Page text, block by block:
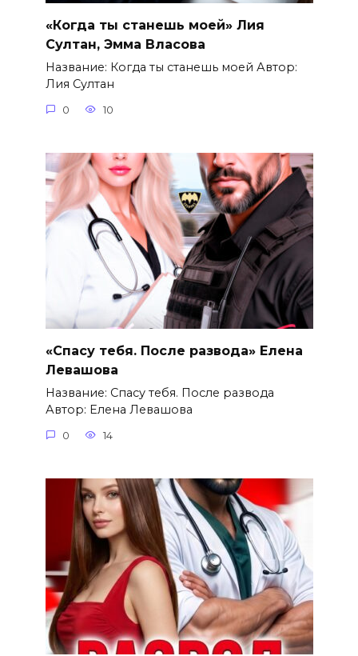
«Когда ты станешь моей» Лия
Султан, Эмма Власова
Название: Когда ты станешь моей Автор:
Лия Султан
0 10
«Спасу тебя. После развода» Елена
Левашова
Название: Спасу тебя. После развода
Автор: Елена Левашова
0 14